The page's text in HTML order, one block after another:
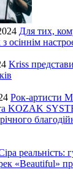
Для тих,
з осіннім
Kriss
Рок-артисти
KOZAK
реальність:
«Beautiful»